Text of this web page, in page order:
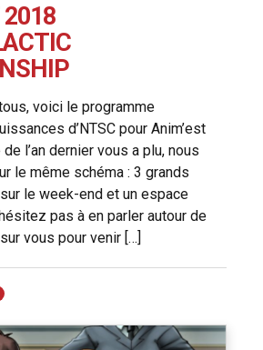
2018
voici le programme
d’NTSC pour Anim’est
l’an dernier vous a plu, nous
le même schéma : 3 grands
le week-end et un espace
pas à en parler autour de
vous pour venir […]